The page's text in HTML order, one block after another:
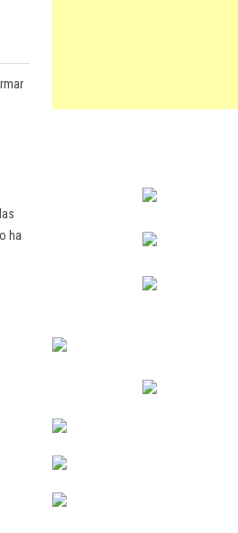
ha